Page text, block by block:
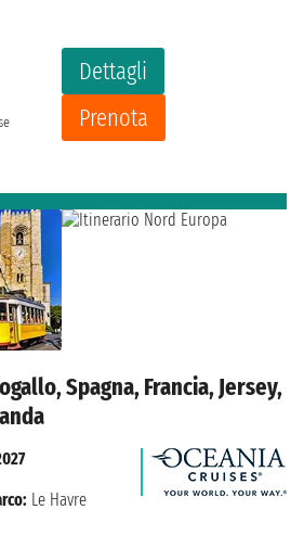
Dettagli
Prenota
Spagna, Francia, Jersey,
Le Havre